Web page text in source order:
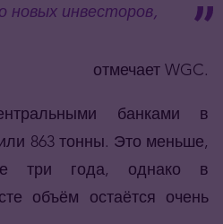
новых инвесторов,
отмечает WGC.
банками в
863 тонны. Это меньше,
три года, однако в
объём остаётся очень